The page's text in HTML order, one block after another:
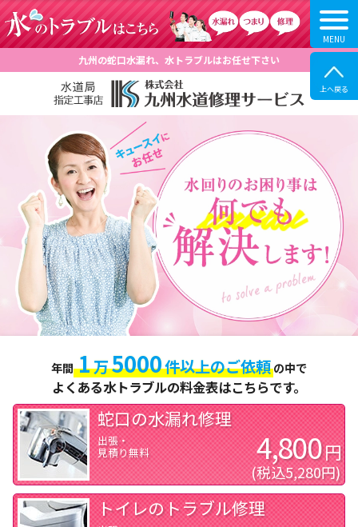
九州の蛇口水漏れ、水トラブルはお任せ下さい
年間 1万5000件以上のご依頼の中で
よくある水トラブルの料金表はこちらです。
蛇口の水漏れ修理
出張・
見積り無料 4,800円
(税込5,280円)
トイレのトラブル修理